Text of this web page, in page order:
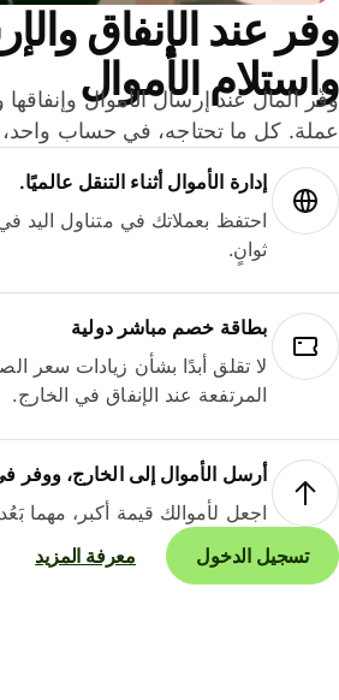
عند الإنفاق
الأموال
كل ما تحتاجه، في حساب واحد،
إدارة الأموال أثناء التنقل عالميًا.
احتفظ بعملاتك في متناول اليد في
ثوانٍ.
بطاقة خصم مباشر دولية
لا تقلق أبدًا بشأن زيادات سعر
المرتفعة عند الإنفاق في الخارج.
أرسل الأموال إلى الخارج، ووفر في
اجعل لأموالك قيمة أكبر، مهما
تسجيل الدخول
معرفة المزيد